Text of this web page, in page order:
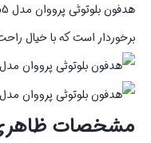
برخوردار است که با خیال
مشخصات